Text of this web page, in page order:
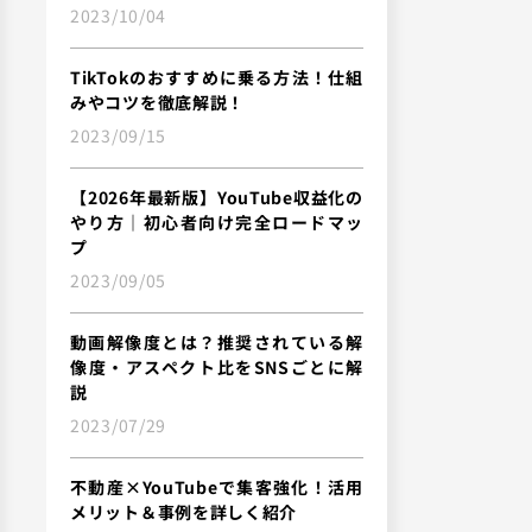
2023/10/04
TikTokのおすすめに乗る方法！仕組
みやコツを徹底解説！
2023/09/15
【2026年最新版】YouTube収益化の
やり方｜初心者向け完全ロードマッ
プ
2023/09/05
動画解像度とは？推奨されている解
像度・アスペクト比をSNSごとに解
説
2023/07/29
不動産×YouTubeで集客強化！活用
メリット＆事例を詳しく紹介